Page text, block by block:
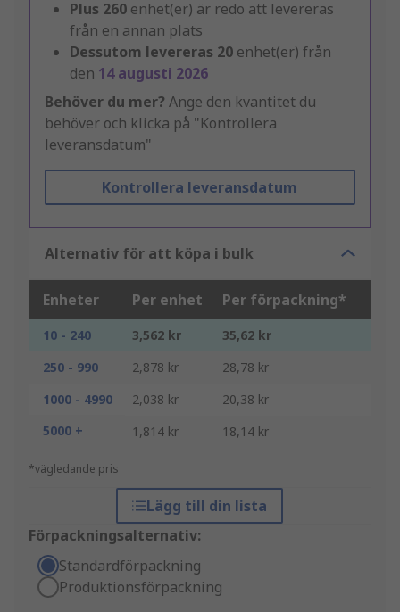
Plus 260 enhet(er) är redo att levereras
från en annan plats
Dessutom levereras 20 enhet(er) från
den 14 augusti 2026
Behöver du mer? Ange den kvantitet du
behöver och klicka på "Kontrollera
leveransdatum"
Kontrollera leveransdatum
Alternativ för att köpa i bulk
Enheter Per enhet Per förpackning*
10 - 240 3,562 kr
35,62 kr
250 - 990
2,878 kr
28,78 kr
1000 - 4990
2,038 kr
20,38 kr
5000 +
1,814 kr 18,14 kr
*vägledande pris
Lägg till din lista
Förpackningsalternativ:
Standardförpackning
Produktionsförpackning